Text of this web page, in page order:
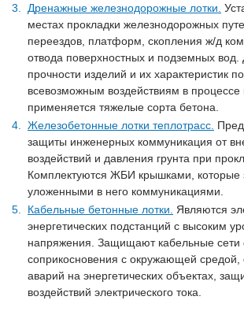
Дренажные железнодорожные лотки.
местах прокладки железнодорожных
переездов, платформ, скопления ж/д
отвода поверхностных и подземных вод.
прочности изделий и их характеристик
всевозможным воздействиям в процессе
применяется тяжелые сорта бетона.
Железобетонные лотки теплотрасс.
защиты инженерных коммуникация от
воздействий и давления грунта при
Комплектуются ЖБИ крышками, которые
уложенными в него коммуникациями.
Кабельные бетонные лотки.
Являются
энергетических подстанций с высоким
напряжения. Защищают кабельные сети
соприкосновения с окружающей средой,
аварий на энергетических объектах,
воздействий электрического тока.